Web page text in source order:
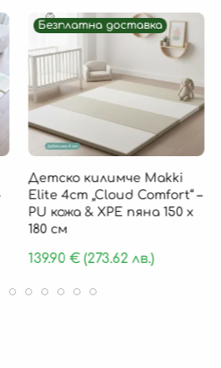
Безплатна доставка
Детско килимче Makki
Elite 4cm „Cloud Comfort“ –
PU кожа & XPE пяна 150 х
180 см
139.90€(273.62 лв.)